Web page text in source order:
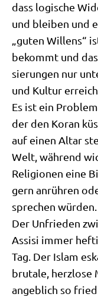
dass logi­sche
und blei­ben und
„guten Wil­lens“
bekommt und
sie­run­gen nur
und Kul­tur
Es ist ein
der den Koran
auf einen Altar
Welt, wäh­rend
Reli­gio­nen eine
gern anrüh­ren
spre­chen würden.
Der Unfrie­den
Assi­si immer
Tag. Der Islam
bru­ta­le, herz­lo­se
angeb­lich so